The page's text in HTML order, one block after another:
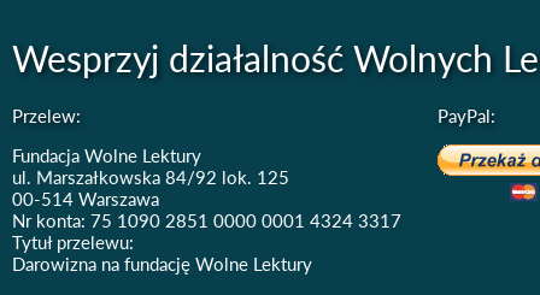
Wesprzyj działalność Wolnych
Przelew:
Fundacja Wolne Lektury
ul. Marszałkowska 84/92 lok. 125
00-514 Warszawa
Nr konta: 75 1090 2851 0000 0001 4324 3317
Tytuł przelewu:
Darowizna na fundację Wolne Lektury
PayPal: